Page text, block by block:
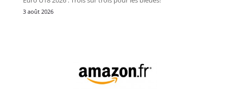
3 août 2026